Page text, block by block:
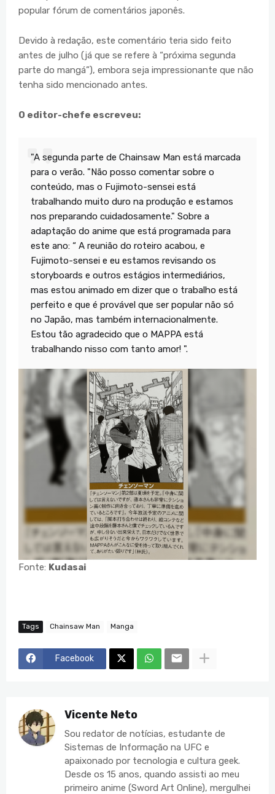
popular fórum de comentários japonês.
Devido à redação, este comentário teria sido feito
antes de julho (já que se refere à “próxima segunda
parte do mangá”), embora seja impressionante que não
tenha sido mencionado antes.
O editor-chefe escreveu:
"A segunda parte de Chainsaw Man está marcada
para o verão. "Não posso comentar sobre o
conteúdo, mas o Fujimoto-sensei está
trabalhando muito duro na produção e estamos
nos preparando cuidadosamente." Sobre a
adaptação do anime que está programada para
este ano: “ A reunião do roteiro acabou, e
Fujimoto-sensei e eu estamos revisando os
storyboards e outros estágios intermediários,
mas estou animado em dizer que o trabalho está
perfeito e que é provável que ser popular não só
no Japão, mas também internacionalmente.
Estou tão agradecido que o MAPPA está
trabalhando nisso com tanto amor! ".
Fonte: Kudasai
Tags Chainsaw Man Manga
Facebook
Vicente Neto
Sou redator de notícias, estudante de
Sistemas de Informação na UFC e
apaixonado por tecnologia e cultura geek.
Desde os 15 anos, quando assisti ao meu
primeiro anime (Sword Art Online), mergulhei